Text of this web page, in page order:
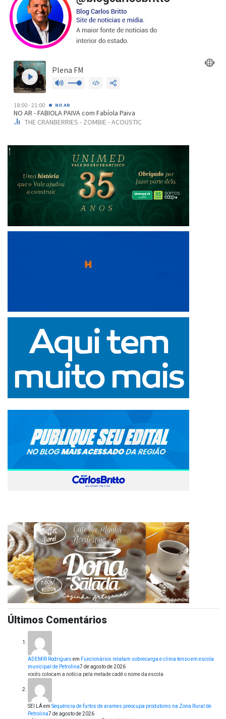
Últimos Comentários
ADEMIR Rodrigues em Funcionários relatam sobrecarga e clima tenso em escola
municipal de Petrolina7 de agosto de 2026
vocês colocam a notícia pela metade cadê o nome da escola
SEI LÁem Sequência de furtos de arames preocupa produtores na Zona Rural de
Petrolina7 de agosto de 2026